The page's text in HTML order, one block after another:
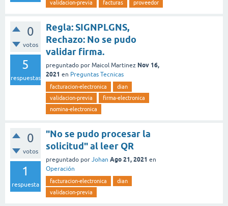
validacion-previa
facturas proveedor
0
votos
5
respuestas
Regla: SIGNPLGNS,
Rechazo: No se pudo
validar firma.
preguntado por Maicol Martinez Nov 16,
2021 en Preguntas Tecnicas
facturacion-electronica
dian
validacion-previa
firma-electronica
nomina-electronica
0
votos
1
respuesta
"No se pudo procesar la
solicitud" al leer QR
preguntado por Johan Ago 21, 2021 en
Operación
facturacion-electronica
dian
validacion-previa